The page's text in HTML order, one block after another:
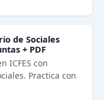
de Sociales
+ PDF
ICFES con
Practica con